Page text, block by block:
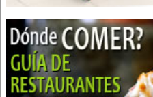
Parque Ecológico
Centro Turístico
Cumpleaños
Eventos Corporativos
Eventos Sociales